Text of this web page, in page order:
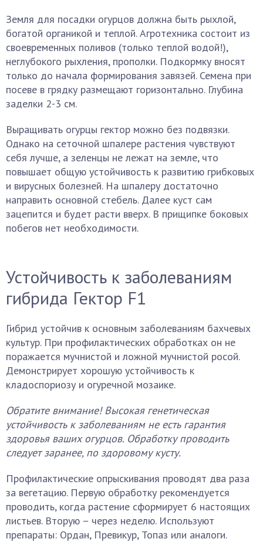
Земля для посадки огурцов должна быть рыхлой,
богатой органикой и теплой. Агротехника состоит из
своевременных поливов (только теплой водой!),
неглубокого рыхления, прополки. Подкормку вносят
только до начала формирования завязей. Семена при
посеве в грядку размещают горизонтально. Глубина
заделки 2-3 см.
Выращивать огурцы гектор можно без подвязки.
Однако на сеточной шпалере растения чувствуют
себя лучше, а зеленцы не лежат на земле, что
повышает общую устойчивость к развитию грибковых
и вирусных болезней. На шпалеру достаточно
направить основной стебель. Далее куст сам
зацепится и будет расти вверх. В прищипке боковых
побегов нет необходимости.
Устойчивость к заболеваниям
гибрида Гектор F1
Гибрид устойчив к основным заболеваниям бахчевых
культур. При профилактических обработках он не
поражается мучнистой и ложной мучнистой росой.
Демонстрирует хорошую устойчивость к
кладоспориозу и огуречной мозаике.
Обратите внимание! Высокая генетическая
устойчивость к заболеваниям не есть гарантия
здоровья ваших огурцов. Обработку проводить
следует заранее, по здоровому кусту.
Профилактические опрыскивания проводят два раза
за вегетацию. Первую обработку рекомендуется
проводить, когда растение сформирует 6 настоящих
листьев. Вторую – через неделю. Используют
препараты: Ордан, Превикур, Топаз или аналоги.